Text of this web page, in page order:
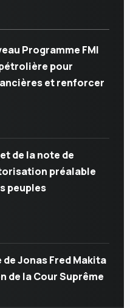
Programme FMI
pour
et renforcer
de la note de
préalable
peuples
Jonas Fred Makita
de la Cour Suprême